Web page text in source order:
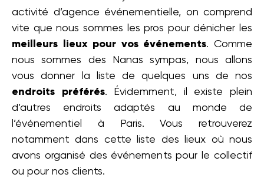
activité d’agence événementielle, on comprend
vite que nous sommes les pros pour dénicher les
meilleurs lieux pour vos événements. Comme
nous sommes des Nanas sympas, nous allons
vous donner la liste de quelques uns de nos
endroits préférés. Évidemment, il existe plein
d’autres endroits adaptés au monde de
l’événementiel à Paris. Vous retrouverez
notamment dans cette liste des lieux où nous
avons organisé des événements pour le collectif
ou pour nos clients.